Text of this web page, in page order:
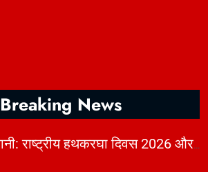
Breaking News
| 2. धागों में छिपी कहानी: राष्ट्रीय हथकरघा दिवस 2026 और भारत की बुनाई विरासत | KhabarForYou